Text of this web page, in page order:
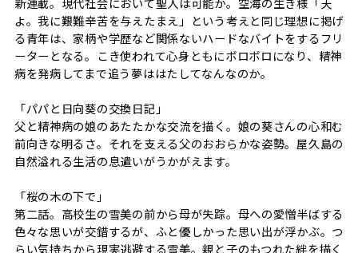
よ。我に艱難辛苦を与えたまえ」という考えと同じ理想に掲げ
る青年は、家柄や学歴など関係ないハードなバイトをするフリ
ーターとなる。こき使われて心身ともにボロボロになり、精神
病を発病してまで追う夢ははたしてなんなのか。
「パパと日向葵の交換日記」
父と精神病の娘のあたたかな交流を描く。娘の葵さんの心和む
前向きな明るさ。それを支える父のおおらかな姿勢。屋久島の
自然溢れる生活の息遣いがうかがえます。
「桜の木の下で」
第二話。高校生の雪美の前から母が失踪。母への愛憎半ばする
色々な思いが交錯するが、ふと優しかった思い出が浮かぶ。つ
らい気持ちから現実逃避する雪美。親と子のもつれた絆を描く